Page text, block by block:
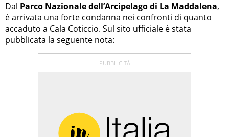
Dal Parco Nazionale dell’Arcipelago di La Maddalena,
è arrivata una forte condanna nei confronti di quanto
accaduto a Cala Coticcio. Sul sito ufficiale è stata
pubblicata la seguente nota: